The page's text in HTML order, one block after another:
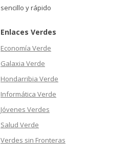
sencillo y rápido
Enlaces Verdes
Economía Verde
Galaxia Verde
Hondarribia Verde
Informática Verde
Jóvenes Verdes
Salud Verde
Verdes sin Fronteras